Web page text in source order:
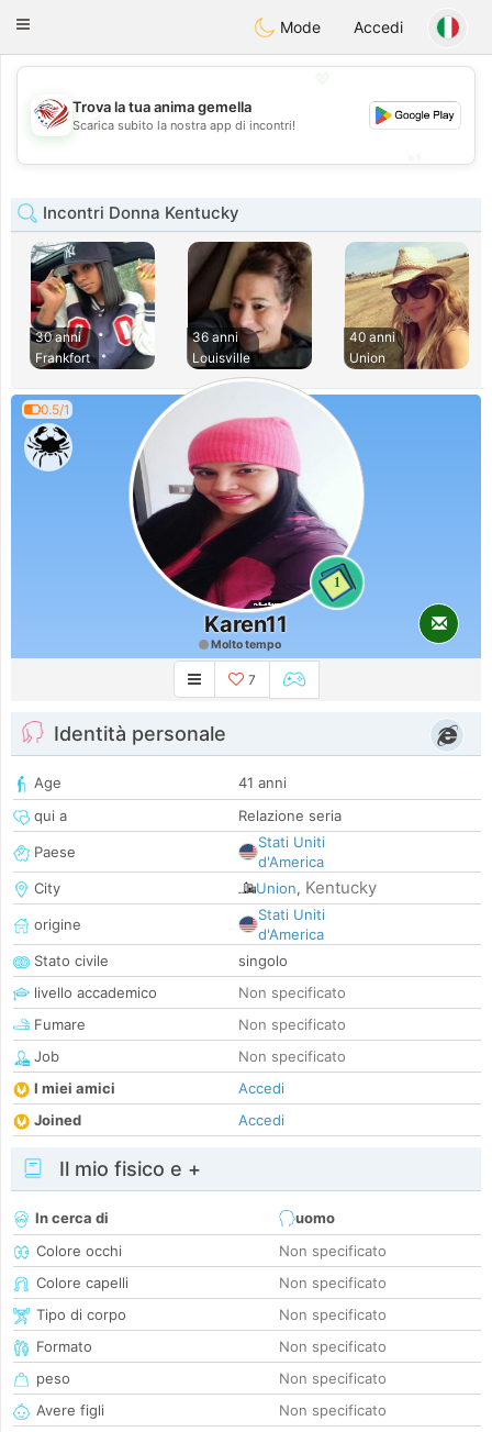
StatesDating
Toggle
Mode Accedi
💖
💕
Trova la tua anima gemella
Scarica subito la nostra app di incontri!
Incontri Donna Kentucky
30 anni
Frankfort
36 anni
Louisville
40 anni
Union
0.5/1
1
Karen11
Molto tempo
7
Identità personale
Age
41 anni
qui a
Relazione seria
Paese
Stati Uniti
d'America
City
Union, Kentucky
origine
Stati Uniti
d'America
Stato civile
singolo
livello accademico
Non specificato
Fumare
Non specificato
Job
Non specificato
I miei amici
Accedi
Joined
Accedi
Il mio fisico e +
In cerca di
uomo
Colore occhi
Non specificato
Colore capelli
Non specificato
Tipo di corpo
Non specificato
Formato
Non specificato
peso
Non specificato
Avere figli
Non specificato